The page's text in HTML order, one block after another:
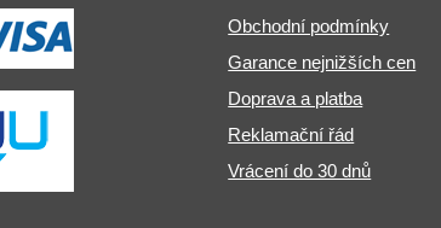
Obchodní podmínky
Garance nejnižších cen
Doprava a platba
Reklamační řád
Vrácení do 30 dnů